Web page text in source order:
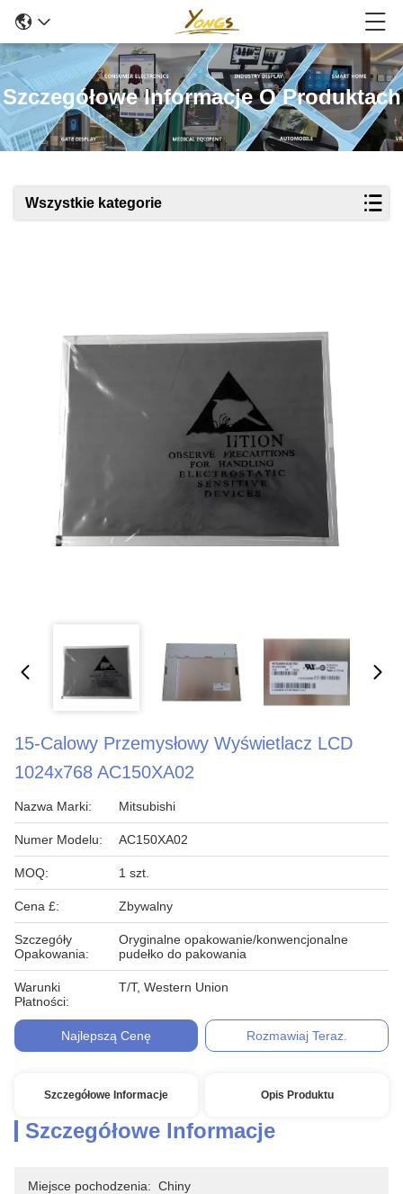
Szczegółowe Informacje O Produktach
Wszystkie kategorie
15-Calowy Przemysłowy Wyświetlacz LCD
1024x768 AC150XA02
Nazwa Marki: Mitsubishi
Numer Modelu: AC150XA02
MOQ: 1 szt.
Cena £: Zbywalny
Szczegóły
Opakowania:
Oryginalne opakowanie/konwencjonalne
pudełko do pakowania
Warunki
Płatności:
T/T, Western Union
Najlepszą Cenę Rozmawiaj Teraz.
Szczegółowe Informacje Opis Produktu
Szczegółowe Informacje
Miejsce pochodzenia: Chiny